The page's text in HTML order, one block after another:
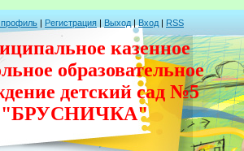
| Регистрация | Выход | Вход | RSS
казенное
образовательное
детский сад №5
"БРУСНИЧКА"